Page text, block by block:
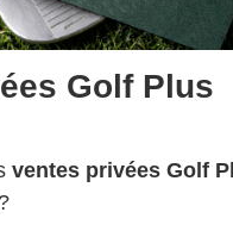
Golf Plus
ventes privées Golf